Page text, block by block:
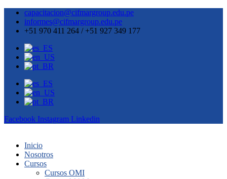
capacitacion@cifmargroup.edu.pe
informes@cifmargroup.edu.pe
+51 970 411 264 / +51 927 349 177
Facebook Instagram Linkedin
Inicio
Nosotros
Cursos
Cursos OMI